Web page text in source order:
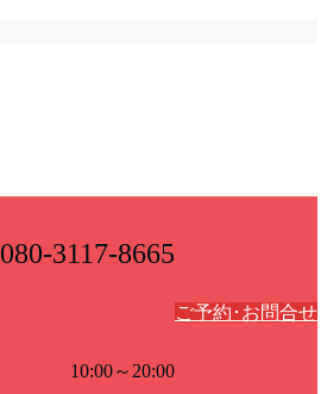
080-3117-8665
10:00～20:00
ご予約･お問合せ